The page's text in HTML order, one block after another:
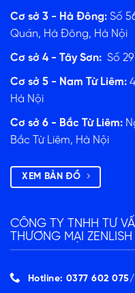
Cơ sở 3 - Hà Đông: Số
Quán, Hà Đông, Hà Nội
Cơ sở 4 - Tây Sơn: Số
Cơ sở 5 - Nam Từ Liêm:
Hà Nội
Cơ sở 6 - Bắc Từ Liêm:
Bắc Từ Liêm, Hà Nội
XEM BẢN ĐỒ
CÔNG TY TNHH TƯ
THƯƠNG MẠI ZENLISH
Hotline: 0377 602